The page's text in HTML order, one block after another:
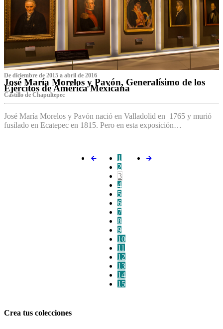
De diciembre de 2015 a abril de 2016
José María Morelos y Pavón, Generalísimo de los
Ejércitos de América Mexicana
C‌astillo de Chapultepec
José María Morelos y Pavón nació en Valladolid en 1765 y murió
fusilado en Ecatepec en 1815. Pero en esta exposición…
1
2
3
4
5
6
7
8
9
10
11
12
13
14
15
Crea tus colecciones